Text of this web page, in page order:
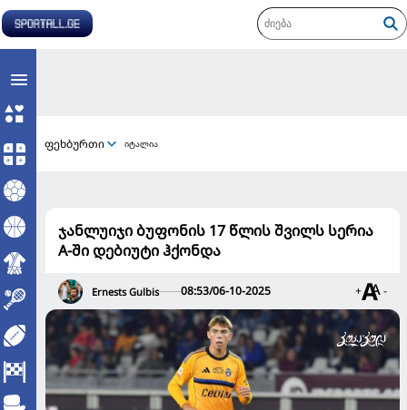
ფეხბურთი იტალია
ჯანლუიჯი ბუფონის 17 წლის შვილს სერია
A-ში დებიუტი ჰქონდა
Ernests Gulbis 08:53/06-10-2025 + -